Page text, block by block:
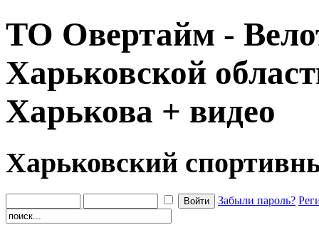
ТО Овертайм -
Харьковской
Харькова + видео
Харьковский
Забыли пароль?